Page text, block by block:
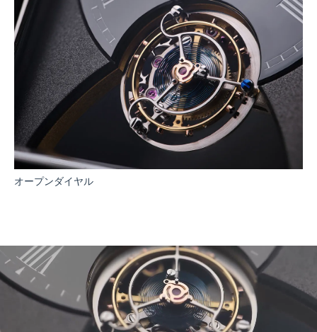
オープンダイヤル